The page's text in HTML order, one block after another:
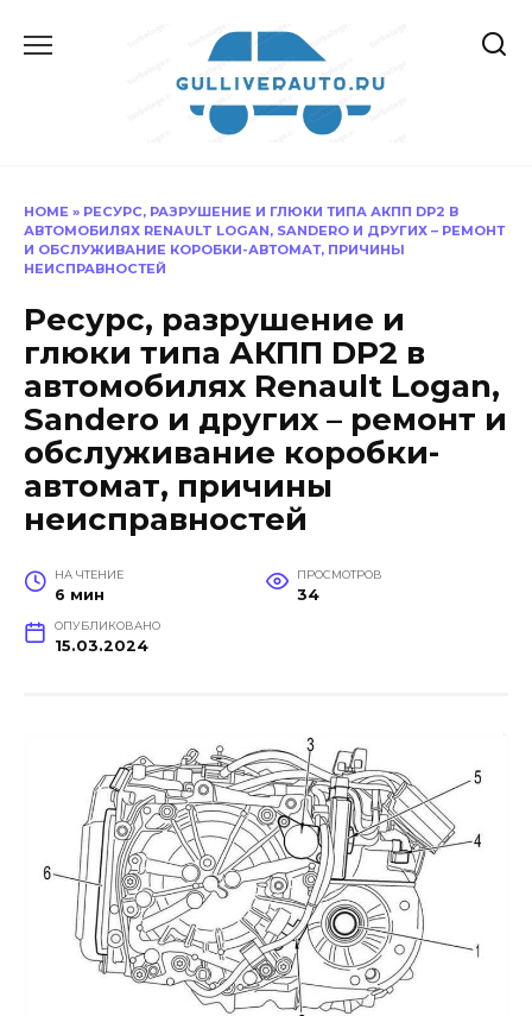
HOME » РЕСУРС, РАЗРУШЕНИЕ И ГЛЮКИ ТИПА АКПП DP2 В
АВТОМОБИЛЯХ RENAULT LOGAN, SANDERO И ДРУГИХ – РЕМОНТ
И ОБСЛУЖИВАНИЕ КОРОБКИ-АВТОМАТ, ПРИЧИНЫ
НЕИСПРАВНОСТЕЙ
Ресурс, разрушение и
глюки типа АКПП DP2 в
автомобилях Renault Logan,
Sandero и других – ремонт и
обслуживание коробки-
автомат, причины
неисправностей
НА ЧТЕНИЕ
6 мин
ПРОСМОТРОВ
34
ОПУБЛИКОВАНО
15.03.2024